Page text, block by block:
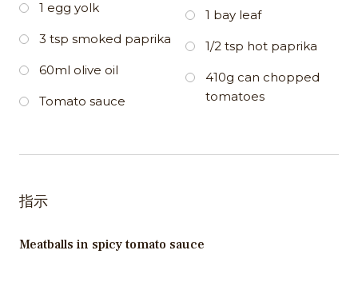
1 egg yolk
3 tsp smoked paprika
60ml olive oil
Tomato sauce
1 bay leaf
1/2 tsp hot paprika
410g can chopped
tomatoes
指示
Meatballs in spicy tomato sauce